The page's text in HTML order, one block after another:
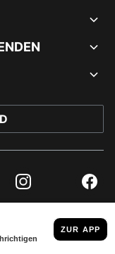
Instagram
RECHTE VORBEHALTEN
RECHTLICHE HINWEISE